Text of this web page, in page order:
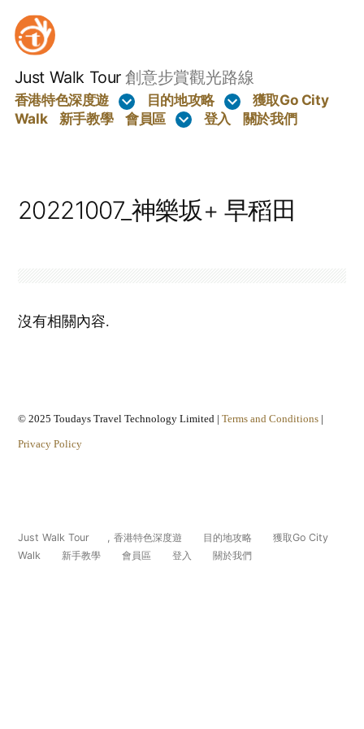
Just Walk Tour 創意步賞觀光路線
香港特色深度遊 目的地攻略
獲取Go City
Walk
新手教學 會員區 登入 關於我們
20221007_神樂坂+ 早稻田
沒有相關內容.
© 2025 Toudays Travel Technology Limited | Terms and Conditions |
Privacy Policy
Just Walk Tour , 香港特色深度遊 目的地攻略
獲取Go City
Walk
新手教學 會員區 登入 關於我們